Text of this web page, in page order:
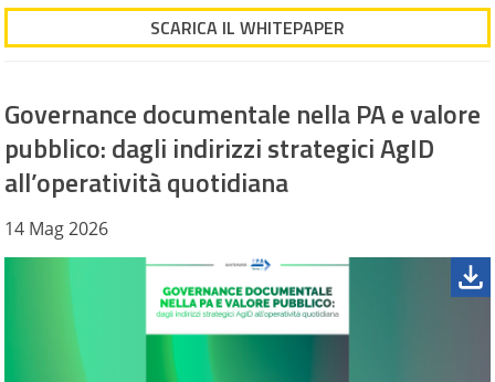
SCARICA IL WHITEPAPER
Governance documentale nella PA e valore
pubblico: dagli indirizzi strategici AgID
all’operatività quotidiana
14 Mag 2026